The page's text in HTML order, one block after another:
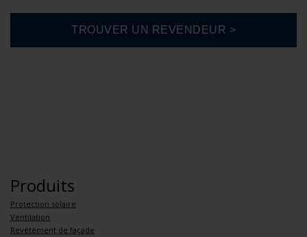
Produits
Protection solaire
Ventilation
Revêtement de façade